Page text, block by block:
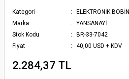
Kategori
ELEKTRONİK BOBİN
Marka
YANSANAYİ
Stok Kodu
BR-33-7042
Fiyat
40,00 USD + KDV
2.284,37 TL